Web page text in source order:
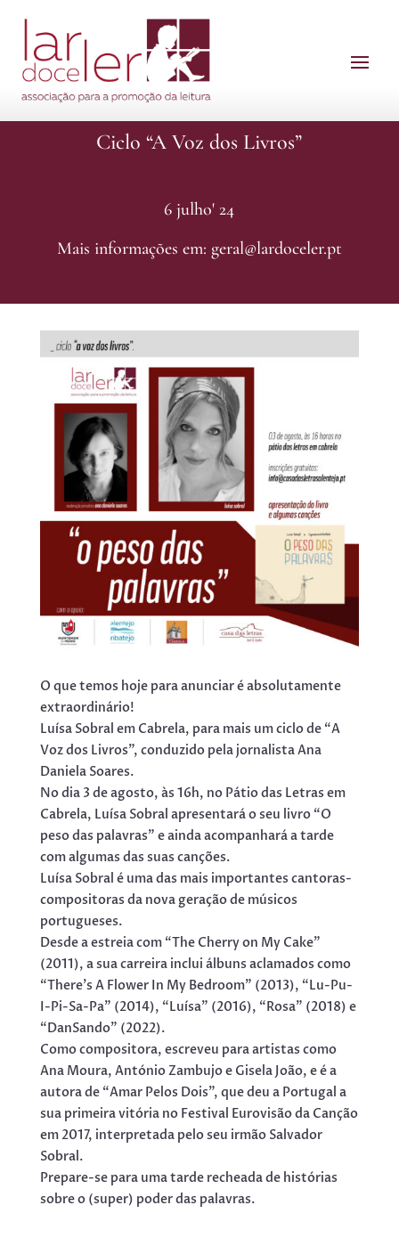
Ciclo “A Voz dos Livros”
6 julho' 24
Mais informações em: geral@lardoceler.pt
O que temos hoje para anunciar é absolutamente
extraordinário!
Luísa Sobral em Cabrela, para mais um ciclo de “A
Voz dos Livros”, conduzido pela jornalista Ana
Daniela Soares.
No dia 3 de agosto, às 16h, no Pátio das Letras em
Cabrela, Luísa Sobral apresentará o seu livro “O
peso das palavras” e ainda acompanhará a tarde
com algumas das suas canções.
Luísa Sobral é uma das mais importantes cantoras-
compositoras da nova geração de músicos
portugueses.
Desde a estreia com “The Cherry on My Cake”
(2011), a sua carreira inclui álbuns aclamados como
“There’s A Flower In My Bedroom” (2013), “Lu-Pu-
I-Pi-Sa-Pa” (2014), “Luísa” (2016), “Rosa” (2018) e
“DanSando” (2022).
Como compositora, escreveu para artistas como
Ana Moura, António Zambujo e Gisela João, e é a
autora de “Amar Pelos Dois”, que deu a Portugal a
sua primeira vitória no Festival Eurovisão da Canção
em 2017, interpretada pelo seu irmão Salvador
Sobral.
Prepare-se para uma tarde recheada de histórias
sobre o (super) poder das palavras.